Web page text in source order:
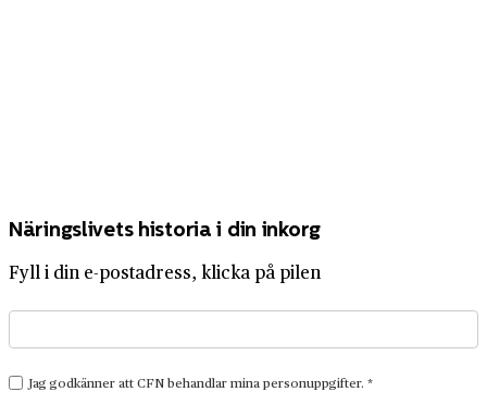
Näringslivets historia i din inkorg
Fyll i din e-postadress, klicka på pilen